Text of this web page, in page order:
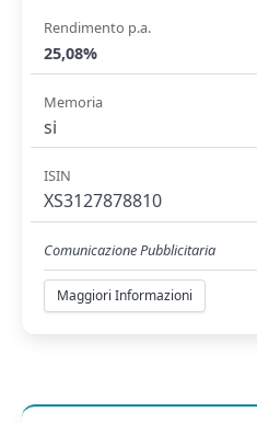
Rendimento p.a.
25,08%
Memoria
si
ISIN
XS3127878810
Comunicazione Pubblicitaria
Maggiori Informazioni